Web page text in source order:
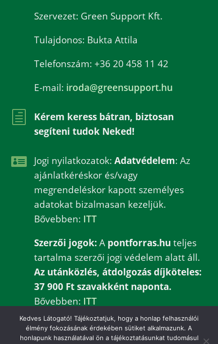
Szervezet: Green Support Kft.
Tulajdonos: Bukta Attila
Telefonszám: +36 20 458 11 42
E-mail: iroda@greensupport.hu
h
Kérem keress bátran, biztosan
segíteni tudok Neked!
 Jogi nyilatkozatok: Adatvédelem: Az
ajánlatkéréskor és/vagy
megrendeléskor kapott személyes
adatokat bizalmasan kezeljük.
Bővebben: ITT
Szerzői jogok:A pontforras.hu teljes
tartalma szerzői jogi védelem alatt áll.
Az utánközlés, átdolgozás díjköteles:
37 900 Ft szavakként naponta.
Bővebben: ITT
Kedves Látogató! Tájékoztatjuk, hogy a honlap felhasználói
élmény fokozásának érdekében sütiket alkalmazunk. A
honlapunk használatával ön a tájékoztatásunkat tudomásul